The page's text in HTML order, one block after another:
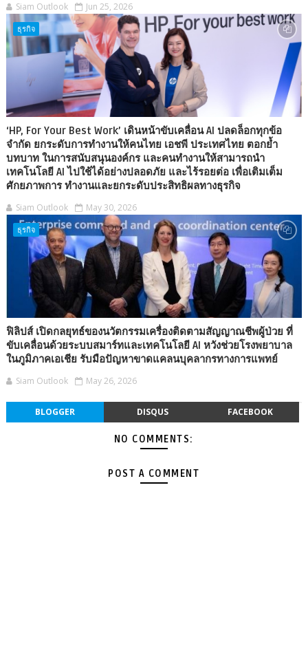
Siam Outlook Jun 25, 2026
ธุรกิจ
‘HP, For Your Best Work’ เดินหน้าขับเคลื่อน AI ปลดล็อกทุกข้อ
จำกัด ยกระดับการทำงานให้คนไทย เอชพี ประเทศไทย ตอกย้ำ
บทบาท ในการสนับสนุนองค์กร และคนทำงานให้สามารถนำ
เทคโนโลยี AI ไปใช้ได้อย่างปลอดภัย และไร้รอยต่อ เพื่อเติมเต็ม
ศักยภาพการ ทำงานและยกระดับประสิทธิผลทางธุรกิจ
Siam Outlook May 30, 2026
ธุรกิจ
ฟิลิปส์ เปิดกลยุทธ์ของนวัตกรรมเครื่องติดตามสัญญาณชีพผู้ป่วย ที่
ขับเคลื่อนด้วยระบบสมาร์ทและเทคโนโลยี AI หวังช่วยโรงพยาบาล
ในภูมิภาคเอเชีย รับมือปัญหาขาดแคลนบุคลากรทางการแพทย์
Siam Outlook May 26, 2026
BLOGGER DISQUS FACEBOOK
NO COMMENTS:
POST A COMMENT